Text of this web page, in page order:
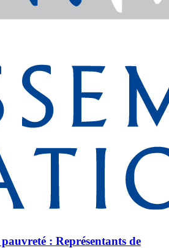
: Représentants de